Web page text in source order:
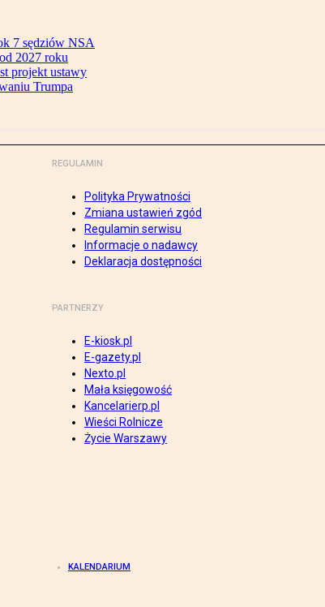
7 sędziów NSA
2027 roku
projekt ustawy
Trumpa
REGULAMIN
Polityka Prywatności
Zmiana ustawień zgód
Regulamin serwisu
Informacje o nadawcy
Deklaracja dostępności
PARTNERZY
E-kiosk.pl
E-gazety.pl
Nexto.pl
Mała księgowość
Kancelarierp.pl
Wieści Rolnicze
Życie Warszawy
KALENDARIUM